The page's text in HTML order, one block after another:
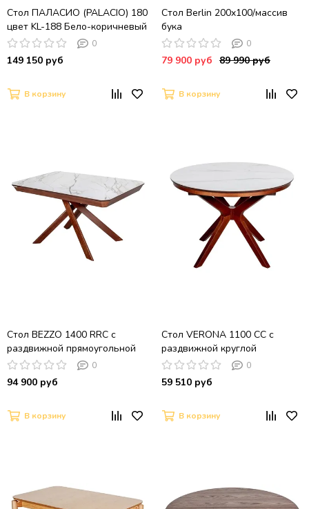
Стол ПАЛАСИО (PALACIO) 180
цвет KL-188 Бело-коричневый
мрамор керамика/ ШАМПАНЬ,
®DISAUR
0
149 150 руб
В корзину
Стол Berlin 200x100/массив
бука
0
79 900 руб 89 990 руб
В корзину
Стол BEZZO 1400 RRC с
раздвижной прямоугольной
столешницей / матовая
керамика / американский орех
0
94 900 руб
В корзину
Стол VERONA 1100 CC с
раздвижной круглой
столешницей, керамика Snow
White / Орех американский
0
59 510 руб
В корзину